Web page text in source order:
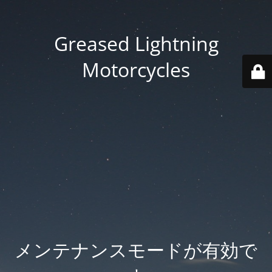
Greased Lightning
Motorcycles
メンテナンスモードが有効で